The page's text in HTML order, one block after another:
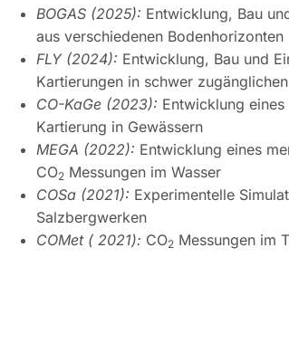
BOGAS (2025): Entwicklung, Bau
aus verschiedenen Bodenhorizonten
FLY (2024): Entwicklung, Bau und
Kartierungen in schwer
CO-KaGe (2023): Entwicklung
Kartierung in Gewässern
MEGA (2022): Entwicklung eines
CO2 Messungen im Wasser
COSa (2021): Experimentelle
Salzbergwerken
COMet ( 2021): CO2 Messungen im